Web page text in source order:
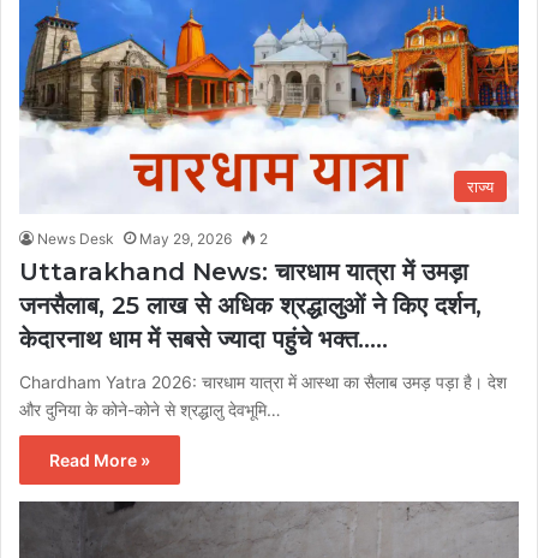
राज्य
News Desk May 29, 2026 2
Uttarakhand News: चारधाम यात्रा में उमड़ा
जनसैलाब, 25 लाख से अधिक श्रद्धालुओं ने किए दर्शन,
केदारनाथ धाम में सबसे ज्यादा पहुंचे भक्त…..
Chardham Yatra 2026: चारधाम यात्रा में आस्था का सैलाब उमड़ पड़ा है। देश
और दुनिया के कोने-कोने से श्रद्धालु देवभूमि…
Read More »